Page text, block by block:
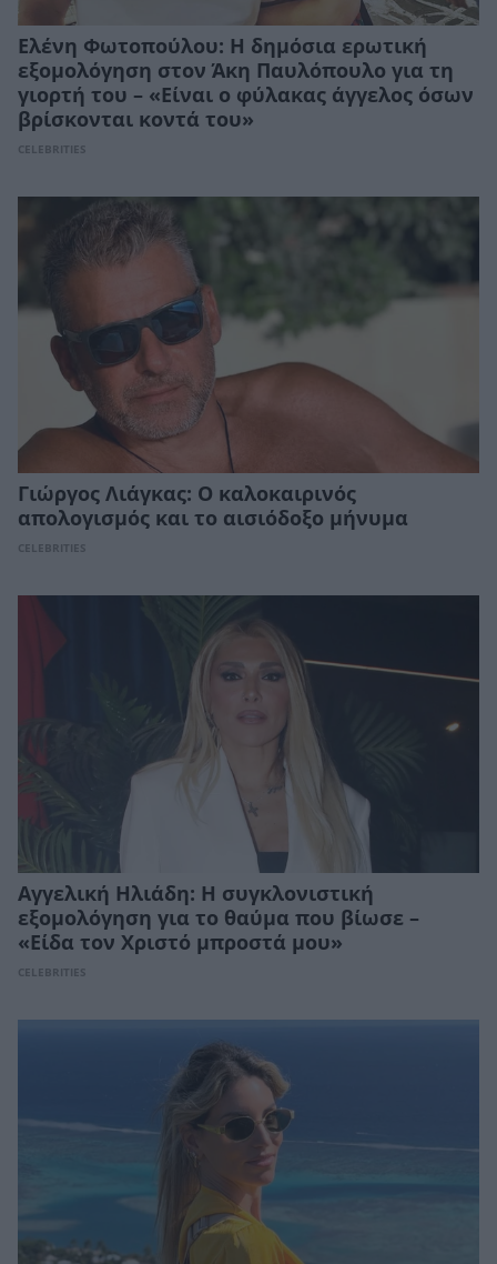
Ελένη Φωτοπούλου: Η δημόσια ερωτική
εξομολόγηση στον Άκη Παυλόπουλο για τη
γιορτή του – «Είναι ο φύλακας άγγελος όσων
βρίσκονται κοντά του»
CELEBRITIES
Γιώργος Λιάγκας: Ο καλοκαιρινός
απολογισμός και το αισιόδοξο μήνυμα
CELEBRITIES
Αγγελική Ηλιάδη: Η συγκλονιστική
εξομολόγηση για το θαύμα που βίωσε –
«Είδα τον Χριστό μπροστά μου»
CELEBRITIES